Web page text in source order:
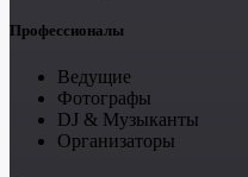
Профессионалы
Ведущие
Фотографы
DJ & Музыканты
Организаторы